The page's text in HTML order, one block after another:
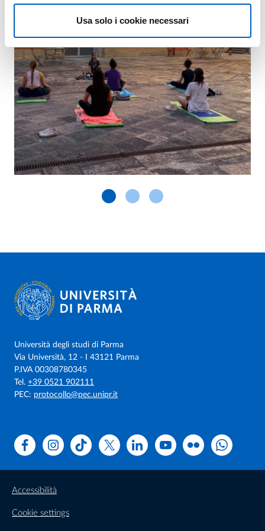
Usa solo i cookie necessari
Università degli studi di Parma
Via Università, 12 - I 43121 Parma
P.IVA 00308780345
Tel. +39 0521 902111
PEC: protocollo@pec.unipr.it
FacebookInstagramTikTok X LinkedinYoutubeFlickr
Accessibilità
Cookie settings